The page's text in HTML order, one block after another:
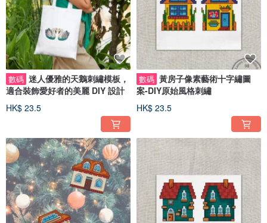
數碼 迷人優雅的天鵝刺繡模板，
適合裝飾愛好者的美麗 DIY 設計
HK$ 23.5
數碼 黃房子像素藝術十字繡圖
案-DIY原始風格刺繡
HK$ 23.5